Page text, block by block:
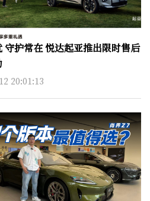
守护常在 悦达起亚推出限时售后
20:01:13